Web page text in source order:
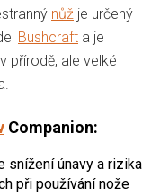
nůž je určený
Bushcraft a je
přírodě, ale velké
Companion:
snížení únavy a rizika
při používání nože